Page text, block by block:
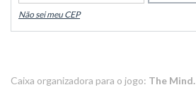
Não sei meu CEP
Caixa organizadora para o jogo: The Mind.